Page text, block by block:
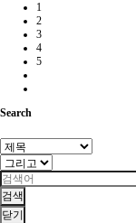
1
2
3
4
5
Search
검색
닫기